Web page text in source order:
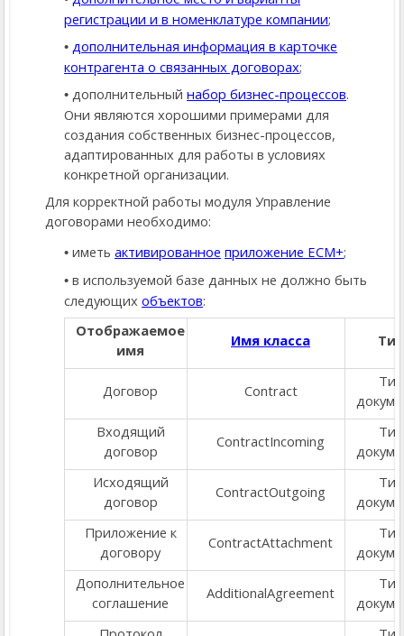
регистрации и в номенклатуре компании;
дополнительная информация в карточке
контрагента о связанных договорах;
дополнительный набор бизнес-процессов.
Они являются хорошими примерами для
создания собственных бизнес-процессов,
адаптированных для работы в условиях
конкретной организации.
Для корректной работы модуля Управление
договорами необходимо:
иметь активированное приложение ECM+;
в используемой базе данных не должно быть
следующих объектов:
Отображаемое
имя
Имя класса Тип
Договор Contract
Тип
Входящий
договор
ContractIncoming
Тип
Исходящий
договор
ContractOutgoing
Тип
Приложение к
договору
ContractAttachment
Тип
Дополнительное
соглашение
AdditionalAgreement
Тип